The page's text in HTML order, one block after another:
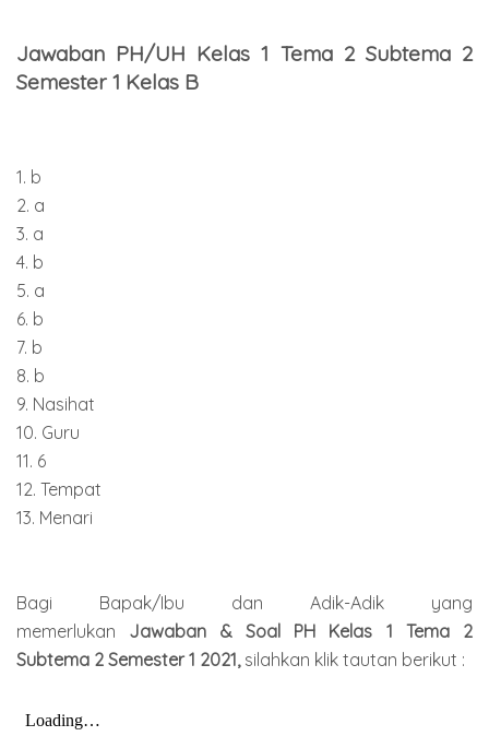
Jawaban PH/UH Kelas 1 Tema 2 Subtema 2
Semester 1 Kelas B
1. b
2. a
3. a
4. b
5. a
6. b
7. b
8. b
9. Nasihat
10. Guru
11. 6
12. Tempat
13. Menari
Bagi Bapak/Ibu dan Adik-Adik yang
memerlukan Jawaban & Soal PH Kelas 1 Tema 2
Subtema 2 Semester 1 2021, silahkan klik tautan berikut :